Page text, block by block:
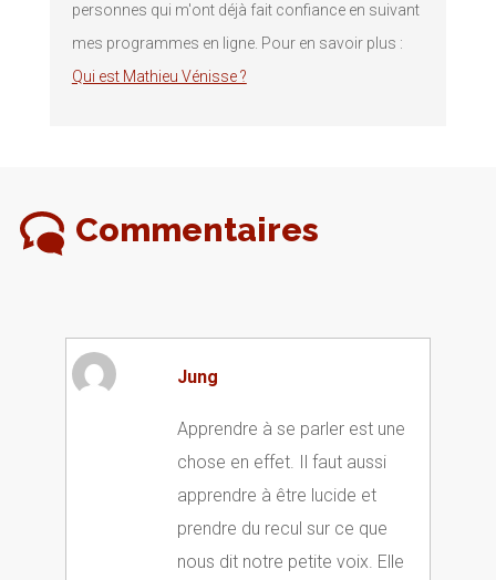
personnes qui m'ont déjà fait confiance en suivant
mes programmes en ligne. Pour en savoir plus :
Qui est Mathieu Vénisse ?
Commentaires
Jung
Apprendre à se parler est une
chose en effet. Il faut aussi
apprendre à être lucide et
prendre du recul sur ce que
nous dit notre petite voix. Elle